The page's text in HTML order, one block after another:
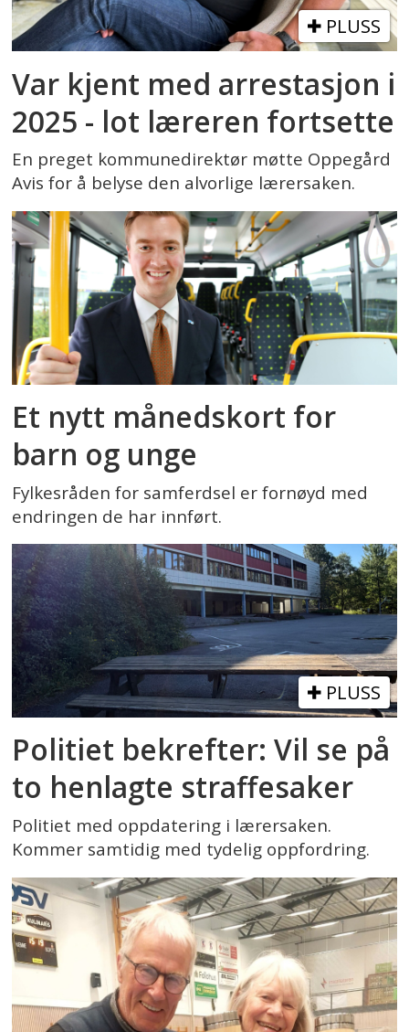
PLUSS
Var kjent med arrestasjon i
2025 - lot læreren fortsette
En preget kommunedirektør møtte Oppegård
Avis for å belyse den alvorlige lærersaken.
Et nytt månedskort for
barn og unge
Fylkesråden for samferdsel er fornøyd med
endringen de har innført.
PLUSS
Politiet bekrefter: Vil se på
to henlagte straffesaker
Politiet med oppdatering i lærersaken.
Kommer samtidig med tydelig oppfordring.